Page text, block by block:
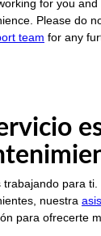
for you
Please do
team for any
trabajando para
nuestra
para ofrecerte